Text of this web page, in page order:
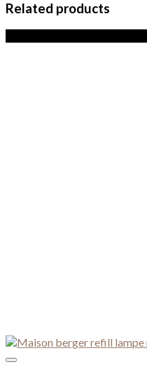
Related products